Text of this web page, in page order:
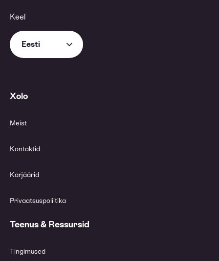
Keel
Eesti
Xolo
Meist
Kontaktid
Karjäärid
Privaatsuspoliitika
Teenus & Ressursid
Tingimused